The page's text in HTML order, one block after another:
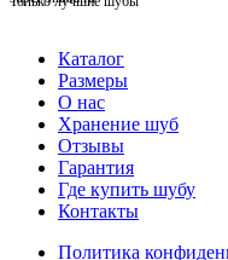
Каталог
Размеры
О нас
Хранение шуб
Отзывы
Гарантия
Где купить шубу
Контакты
Политика